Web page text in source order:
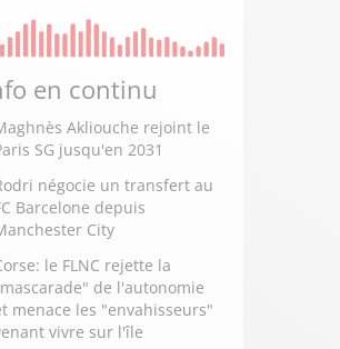
en continu
Akliouche rejoint le
SG jusqu'en 2031
négocie un transfert au
Barcelone depuis
City
le FLNC rejette la
de l'autonomie
menace les "envahisseurs"
vivre sur l'île